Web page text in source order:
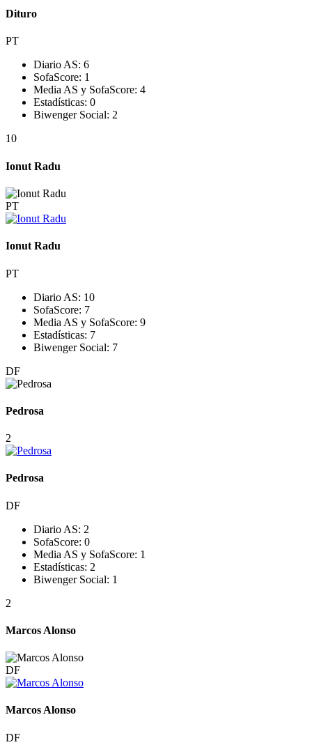
Dituro
PT
Diario AS: 6
SofaScore: 1
Media AS y SofaScore: 4
Estadísticas: 0
Biwenger Social: 2
10
Ionut Radu
PT
Ionut Radu
PT
Diario AS: 10
SofaScore: 7
Media AS y SofaScore: 9
Estadísticas: 7
Biwenger Social: 7
DF
Pedrosa
2
Pedrosa
DF
Diario AS: 2
SofaScore: 0
Media AS y SofaScore: 1
Estadísticas: 2
Biwenger Social: 1
2
Marcos Alonso
DF
Marcos Alonso
DF